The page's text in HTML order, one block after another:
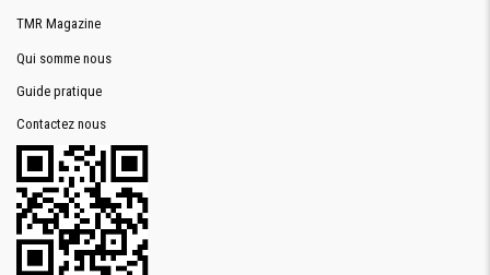
TMR Magazine
Qui somme nous
Guide pratique
Contactez nous